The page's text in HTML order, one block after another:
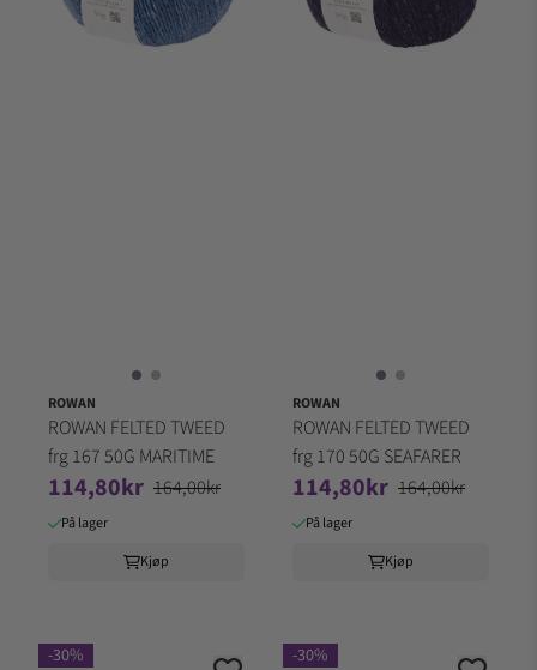
ROWAN
ROWAN FELTED TWEED
frg 167 50G MARITIME
114,80kr 164,00kr
På lager
Kjøp
ROWAN
ROWAN FELTED TWEED
frg 170 50G SEAFARER
114,80kr 164,00kr
På lager
Kjøp
-30% -30%